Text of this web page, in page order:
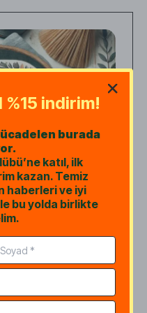
sabunu yapımını
adım adım
indirim!
burada
katıl, ilk
kazan. Temiz
haberleri ve iyi
bu yolda birlikte